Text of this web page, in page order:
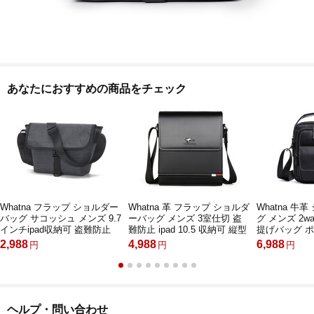
あなたにおすすめの商品をチェック
Whatna フラップ ショルダー
バッグ サコッシュ メンズ 9.7
インチipad収納可 盗難防止
防水ナイロンメッセンジャー
バッグ 小さめ ビジネス カジ
ュアル 通勤 通学 斜めがけ バ
2,988 円
Whatna 革 フラップ ショルダ
ーバッグ メンズ 3室仕切 盗
難防止 ipad 10.5 収納可 縦型
メンズ ビジネスかばん斜めが
け 小さめメッセンジャーバッ
グ 斜め掛け通学通勤バッグ
4,988 円
Whatna 牛革
グ メンズ
提げバッグ
型 ipad Mini
ッセンジャ
6,988 円
ヘルプ・問い合わせ